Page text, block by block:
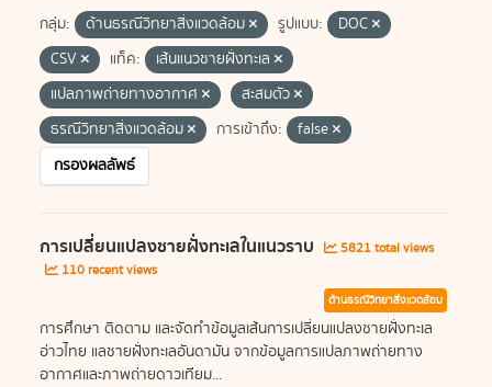
กลุ่ม: ด้านธรณีวิทยาสิ่งแวดล้อม รูปแบบ:
DOC
CSV
แท็ค:
เส้นแนวชายฝั่งทะเล
แปลภาพถ่ายทางอากาศ
สะสมตัว
ธรณีวิทยาสิ่งแวดล้อม
การเข้าถึง:
false
กรองผลลัพธ์
การเปลี่ยนแปลงชายฝั่งทะเลในแนวราบ
5821 total views
110 recent views
ด้านธรณีวิทยาสิ่งแวดล้อม
การศึกษา ติดตาม และจัดทำข้อมูลเส้นการเปลี่ยนแปลงชายฝั่งทะเล
อ่าวไทย แลชายฝั่งทะเลอันดามัน จากข้อมูลการแปลภาพถ่ายทาง
อากาศและภาพถ่ายดาวเทียม...